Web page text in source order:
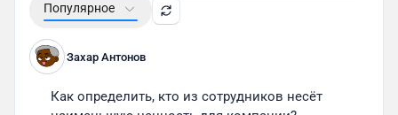
Популярное
Захар Антонов
Как определить, кто из сотрудников несёт